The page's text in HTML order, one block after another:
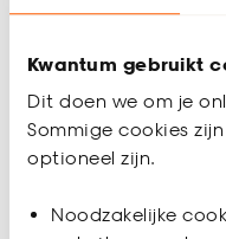
Kwantum gebruikt
Dit doen we om je
Sommige cookies
optioneel zijn.
Noodzakelijke
toevoeging aan elke
die warm wit licht
make-up of het creëren
is niet alleen
die je interieur zal
Hollywood Spiegel Wit